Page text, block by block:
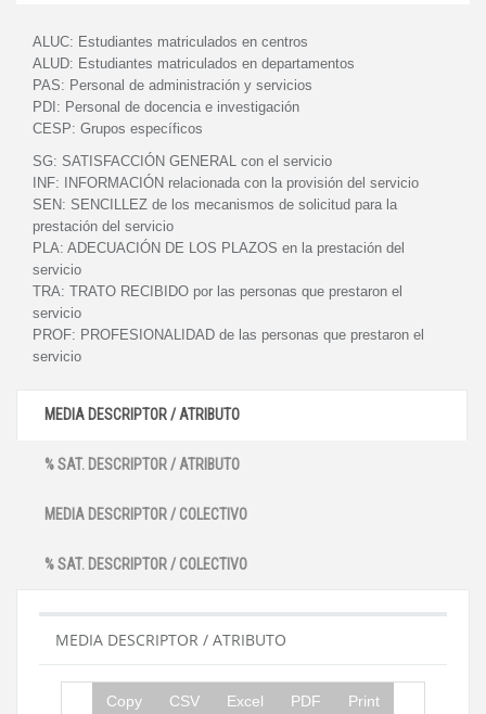
ALUC: Estudiantes matriculados en centros
ALUD: Estudiantes matriculados en departamentos
PAS: Personal de administración y servicios
PDI: Personal de docencia e investigación
CESP: Grupos específicos
SG: SATISFACCIÓN GENERAL con el servicio
INF:
INFORMACIÓN relacionada con la provisión del servicio
SEN: SENCILLEZ de los mecanismos de solicitud para la
prestación del servicio
PLA: ADECUACIÓN DE LOS PLAZOS en la prestación del
servicio
TRA: TRATO RECIBIDO por las personas que prestaron el
servicio
PROF: PROFESIONALIDAD de las personas que prestaron el
servicio
MEDIA DESCRIPTOR / ATRIBUTO
% SAT. DESCRIPTOR / ATRIBUTO
MEDIA DESCRIPTOR / COLECTIVO
% SAT. DESCRIPTOR / COLECTIVO
MEDIA DESCRIPTOR / ATRIBUTO
Copy CSV Excel PDF Print